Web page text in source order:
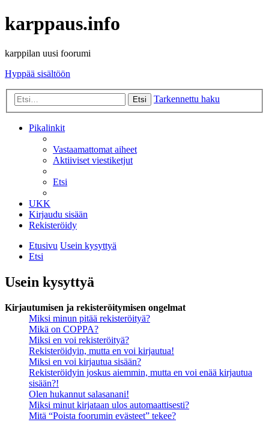
karppaus.info
karppilan uusi foorumi
Hyppää sisältöön
Etsi Tarkennettu haku
Pikalinkit
Vastaamattomat aiheet
Aktiiviset viestiketjut
Etsi
UKK
Kirjaudu sisään
Rekisteröidy
Etusivu Usein kysyttyä
Etsi
Usein kysyttyä
Kirjautumisen ja rekisteröitymisen ongelmat
Miksi minun pitää rekisteröityä?
Mikä on COPPA?
Miksi en voi rekisteröityä?
Rekisteröidyin, mutta en voi kirjautua!
Miksi en voi kirjautua sisään?
Rekisteröidyin joskus aiemmin, mutta en voi enää kirjautua
sisään?!
Olen hukannut salasanani!
Miksi minut kirjataan ulos automaattisesti?
Mitä “Poista foorumin evästeet” tekee?